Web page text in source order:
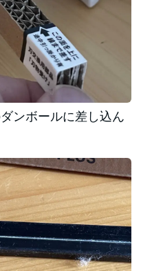
ンボールに差し込ん